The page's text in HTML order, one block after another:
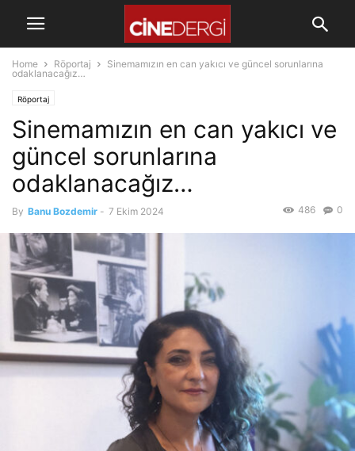
Home Röportaj
Sinemamızın en can yakıcı ve güncel sorunlarına
odaklanacağız…
Röportaj
Sinemamızın en can yakıcı ve
güncel sorunlarına
odaklanacağız…
By Banu Bozdemir - 7 Ekim 2024 0
486